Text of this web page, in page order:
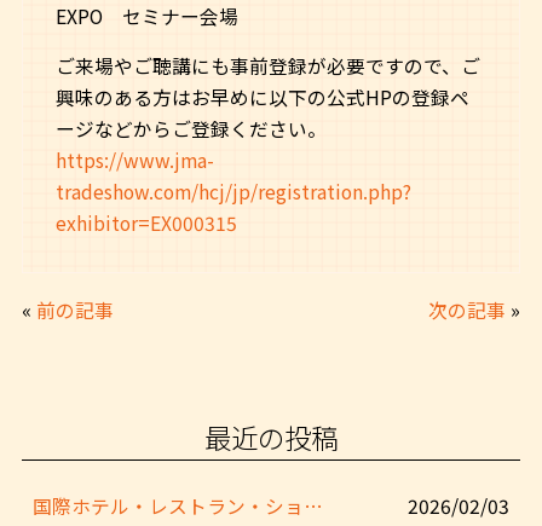
EXPO セミナー会場
ご来場やご聴講にも事前登録が必要ですので、ご
興味のある方はお早めに以下の公式HPの登録ペ
ージなどからご登録ください。
https://www.jma-
tradeshow.com/hcj/jp/registration.php?
exhibitor=EX000315
« 前の記事 次の記事 »
最近の投稿
国際ホテル・レストラン・ショー 出展のお知らせ
2026/02/03